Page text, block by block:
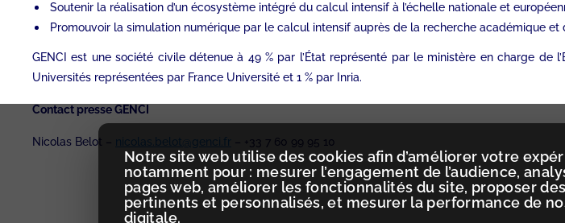
Notre site web utilise des cookies afin d’améliorer votre
notamment pour : mesurer l’engagement de l’audience,
pages web, améliorer les fonctionnalités du site, proposer
pertinents et personnalisés, et mesurer la performance de
digitale.
Soutenir la réalisation d’un écosystème intégré du calcul intensif à l’échelle nationale et
Promouvoir la simulation numérique par le calcul intensif auprès de la recherche académique et
GENCI est une société civile détenue à 49 % par l’État représenté par le ministère en charge de
Universités représentées par France Université et 1 % par Inria.
Contact presse GENCI
Nicolas Belot – nicolas.belot@genci.fr – +33 7 60 99 95 10